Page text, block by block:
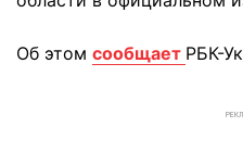
Об этом сообщает РБК-